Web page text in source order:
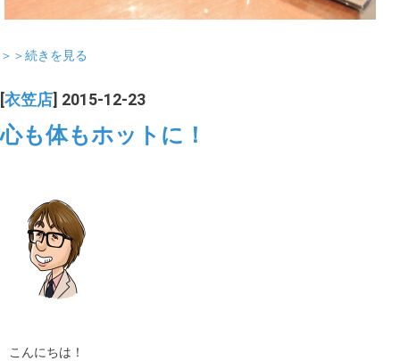
＞＞続きを見る
[衣笠店] 2015-12-23
心も体もホットに！
こんにちは！